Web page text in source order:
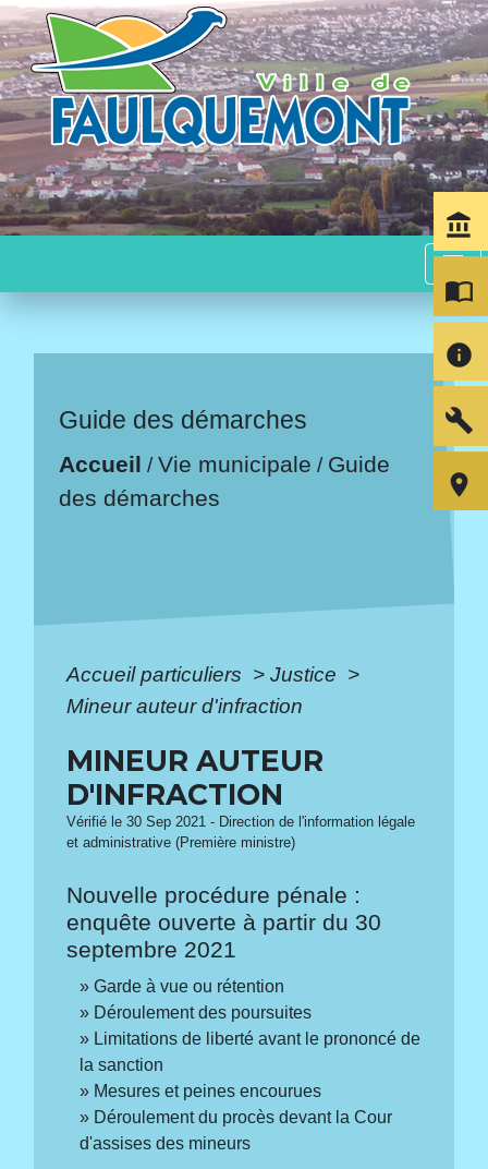
menu
Guide des démarches
Accueil /Vie municipale / Guide
des démarches
Accueil particuliers > Justice >
Mineur auteur d'infraction
MINEUR AUTEUR
D'INFRACTION
Vérifié le 30 Sep 2021 - Direction de l'information légale
et administrative (Première ministre)
Nouvelle procédure pénale :
enquête ouverte à partir du 30
septembre 2021
Garde à vue ou rétention
Déroulement des poursuites
Limitations de liberté avant le prononcé de
la sanction
Mesures et peines encourues
Déroulement du procès devant la Cour
d'assises des mineurs
account_balance
import_contacts
info
build
room